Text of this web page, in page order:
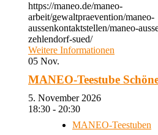
https://maneo.de/maneo-
arbeit/gewaltpraevention/maneo-
aussenkontaktstellen/maneo-
zehlendorf-sued/
Weitere Informationen
05 Nov.
MANEO-Teestube
5. November 2026
18:30 - 20:30
MANEO-Teestuben